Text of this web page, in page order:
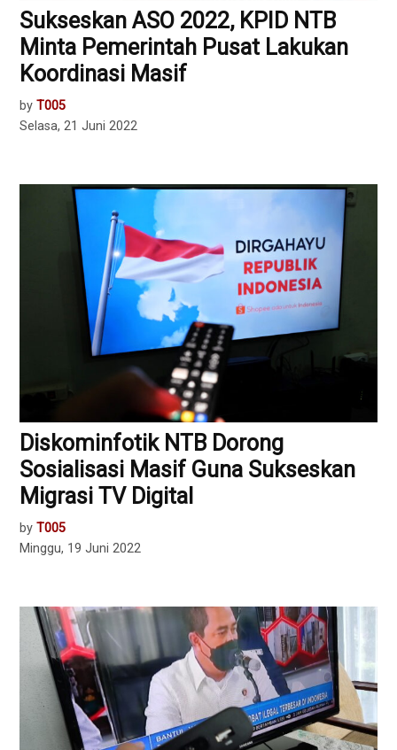
Sukseskan ASO 2022, KPID NTB
Minta Pemerintah Pusat Lakukan
Koordinasi Masif
by T005
Selasa, 21 Juni 2022
Diskominfotik NTB Dorong
Sosialisasi Masif Guna Sukseskan
Migrasi TV Digital
by T005
Minggu, 19 Juni 2022